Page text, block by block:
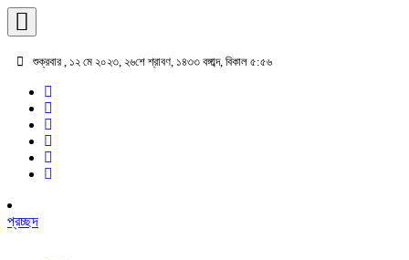
শুক্রবার , ১২ মে ২০২৩, ২৬শে শ্রাবণ, ১৪৩৩ বঙ্গাব্দ, বিকাল ৫:৫৬
প্রচ্ছদ